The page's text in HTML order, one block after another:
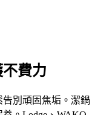
費力
別頑固焦垢。潔鍋